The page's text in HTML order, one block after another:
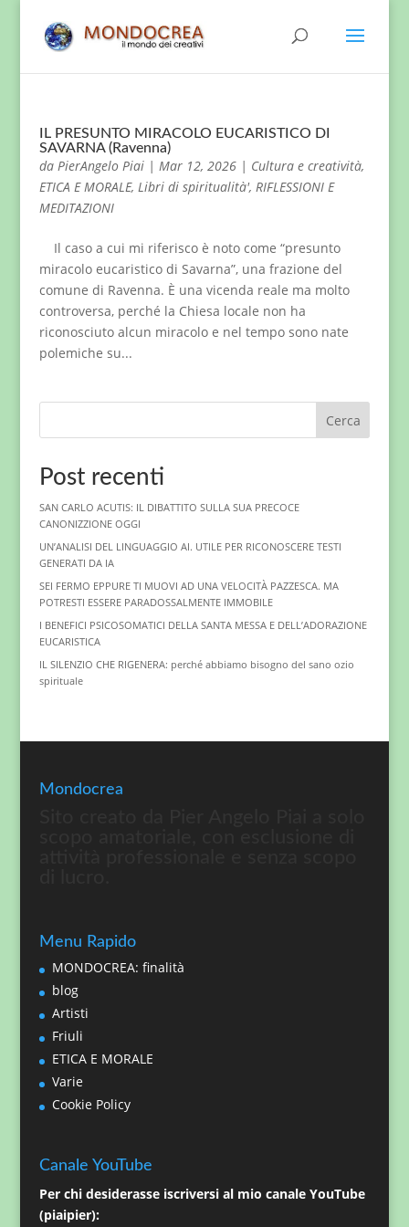
IL PRESUNTO MIRACOLO EUCARISTICO DI
SAVARNA (Ravenna)
da PierAngelo Piai| Mar 12, 2026| Cultura e creatività,
ETICA E MORALE, Libri di spiritualità', RIFLESSIONI E
MEDITAZIONI
Il caso a cui mi riferisco è noto come “presunto
miracolo eucaristico di Savarna”, una frazione del
comune di Ravenna. È una vicenda reale ma molto
controversa, perché la Chiesa locale non ha
riconosciuto alcun miracolo e nel tempo sono nate
polemiche su...
Cerca
Post recenti
SAN CARLO ACUTIS: IL DIBATTITO SULLA SUA PRECOCE
CANONIZZIONE OGGI
UN’ANALISI DEL LINGUAGGIO AI. UTILE PER RICONOSCERE TESTI
GENERATI DA IA
SEI FERMO EPPURE TI MUOVI AD UNA VELOCITÀ PAZZESCA. MA
POTRESTI ESSERE PARADOSSALMENTE IMMOBILE
I BENEFICI PSICOSOMATICI DELLA SANTA MESSA E DELL’ADORAZIONE
EUCARISTICA
IL SILENZIO CHE RIGENERA: perché abbiamo bisogno del sano ozio
spirituale
Mondocrea
Menu Rapido
MONDOCREA: finalità
blog
Artisti
Friuli
ETICA E MORALE
Varie
Cookie Policy
Canale YouTube
Per chi desiderasse iscriversi al mio canale YouTube
(piaipier):